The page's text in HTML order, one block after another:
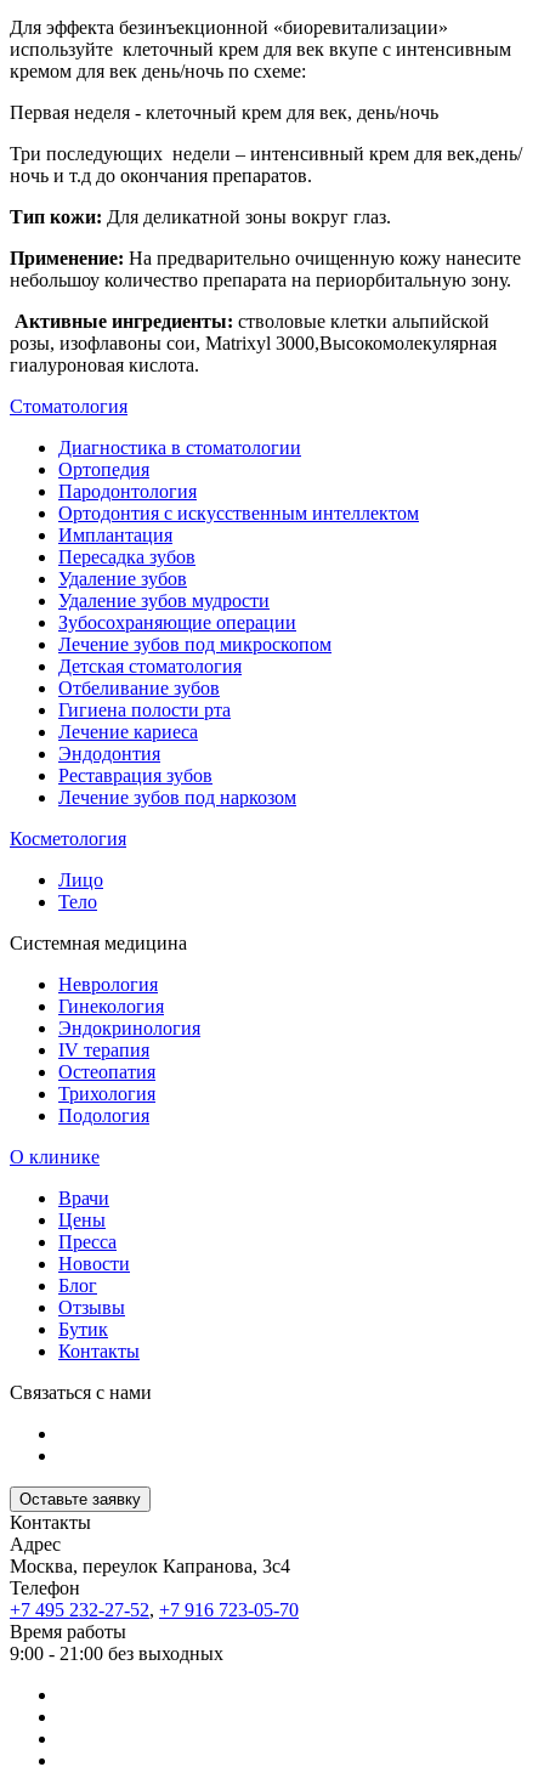
Для эффекта безинъекционной «биоревитализации»
используйте клеточный крем для век вкупе с интенсивным
кремом для век день/ночь по схеме:
Первая неделя - клеточный крем для век, день/ночь
Три последующих недели – интенсивный крем для век,день/
ночь и т.д до окончания препаратов.
Тип кожи: Для деликатной зоны вокруг глаз.
Применение: На предварительно очищенную кожу нанесите
небольшоу количество препарата на периорбитальную зону.
Активные ингредиенты: стволовые клетки альпийской
розы, изофлавоны сои, Matrixyl 3000,Высокомолекулярная
гиалуроновая кислота.
Стоматология
Диагностика в стоматологии
Ортопедия
Пародонтология
Ортодонтия с искусственным интеллектом
Имплантация
Пересадка зубов
Удаление зубов
Удаление зубов мудрости
Зубосохраняющие операции
Лечение зубов под микроскопом
Детская стоматология
Отбеливание зубов
Гигиена полости рта
Лечение кариеса
Эндодонтия
Реставрация зубов
Лечение зубов под наркозом
Косметология
Лицо
Тело
Системная медицина
Неврология
Гинекология
Эндокринология
IV терапия
Остеопатия
Трихология
Подология
О клинике
Врачи
Цены
Пресса
Новости
Блог
Отзывы
Бутик
Контакты
Связаться с нами
Оставьте заявку
Контакты
Адрес
Москва, переулок Капранова, 3с4
Телефон
+7 495 232-27-52, +7 916 723-05-70
Время работы
9:00 - 21:00 без выходных